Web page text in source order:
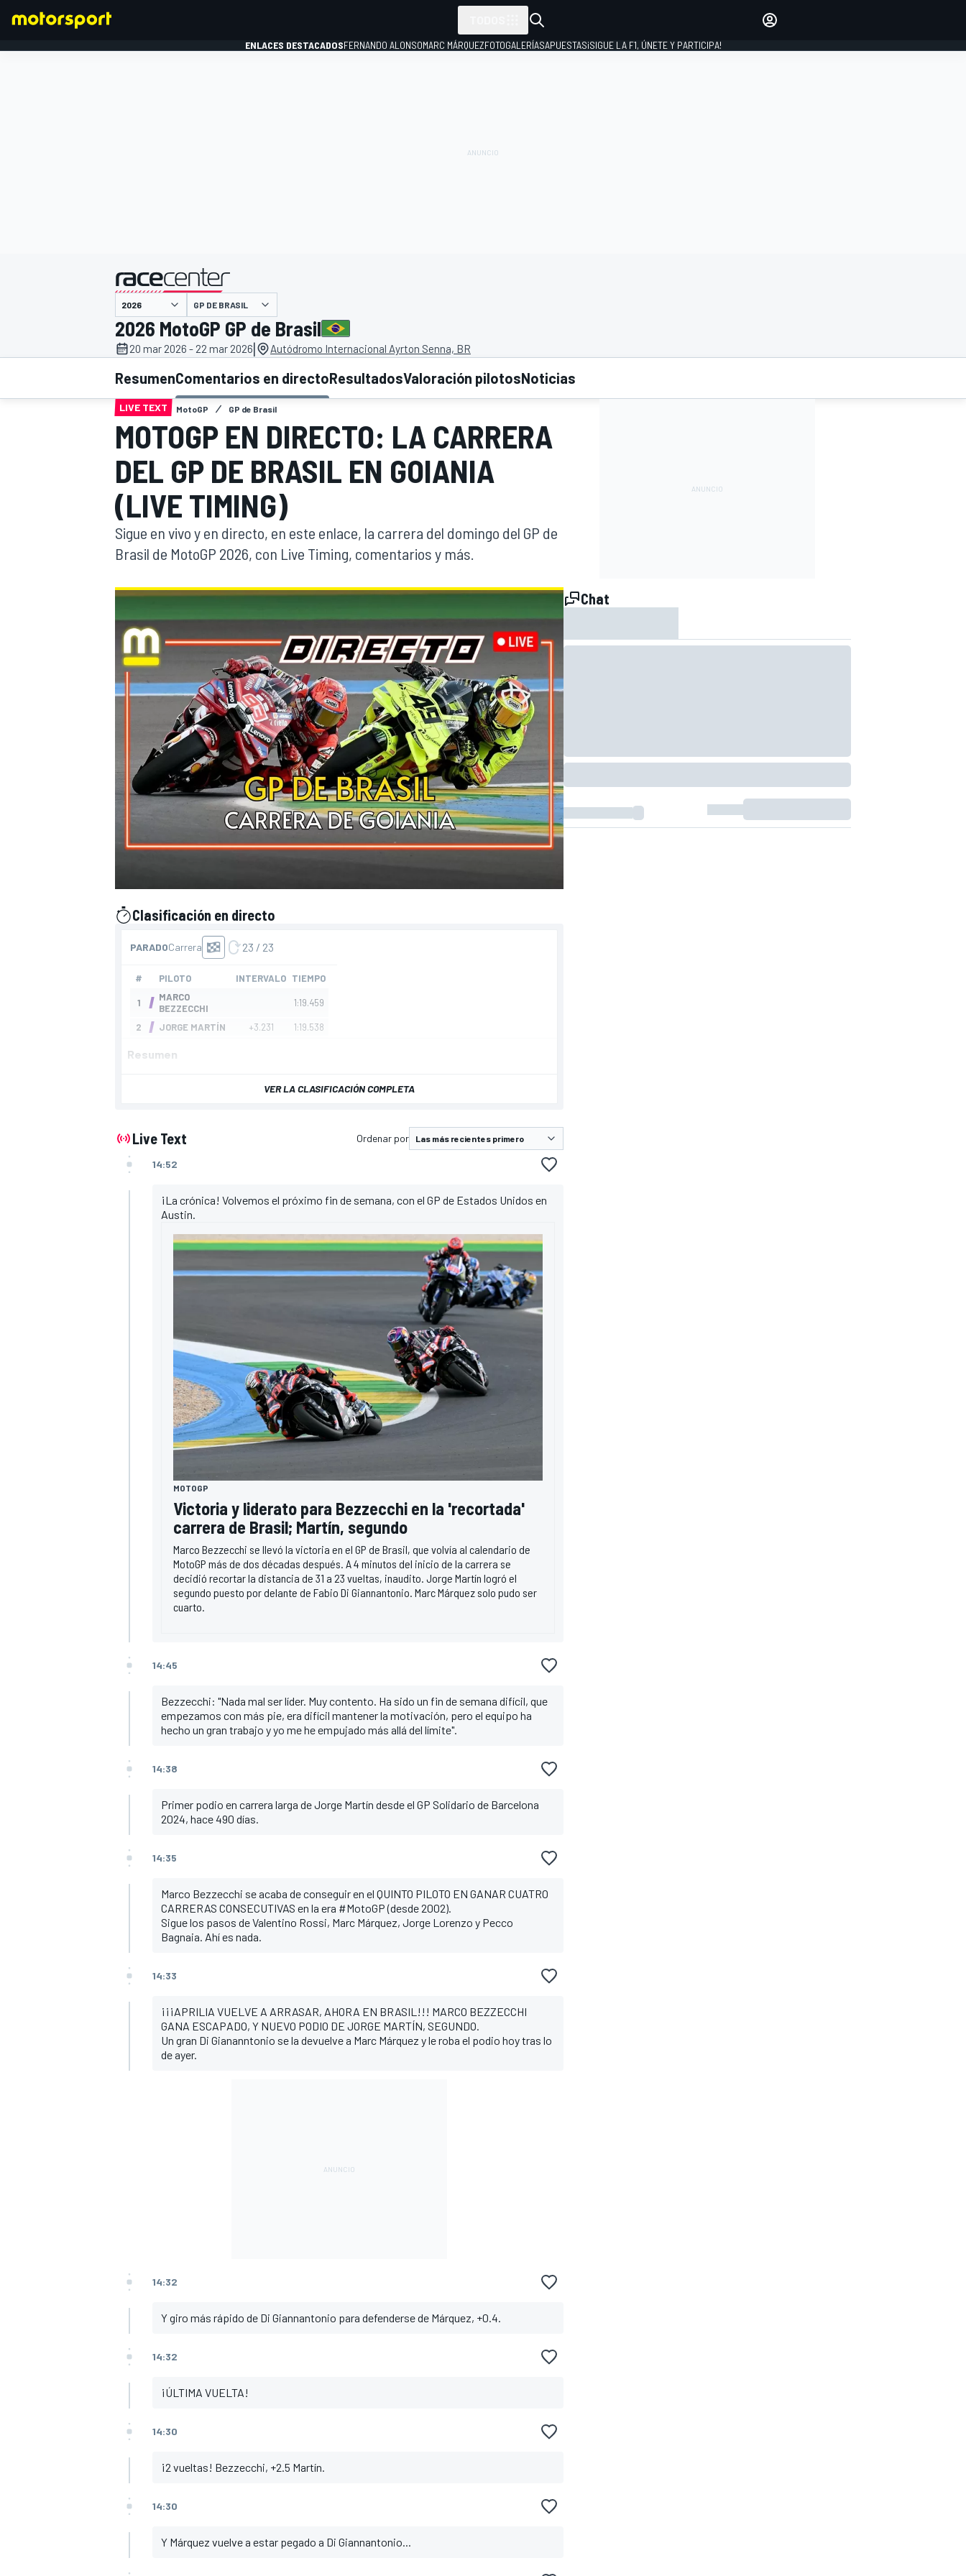
INDYCAR WRC
MÁS CATEGORÍAS
ENLACES DESTACADOSFERNANDO ALONSOMARC MÁRQUEZFOTOGALERÍASAPUESTAS¡SIGUE LA F1, ÚNETE Y PARTICIPA!
presentado por
GP DE BRASIL
2026 MotoGP GP de Brasil
20 mar 2026 - 22 mar 2026| Autódromo Internacional Ayrton Senna, BR
ResumenComentarios en directoResultadosValoración pilotosNoticias
LIVE TEXT MotoGP GP de Brasil
MOTOGP EN DIRECTO: LA CARRERA
DEL GP DE BRASIL EN GOIANIA
(LIVE TIMING)
Sigue en vivo y en directo, en este enlace, la carrera del domingo del GP de
Brasil de MotoGP 2026, con Live Timing, comentarios y más.
Clasificación en directo
presentado por
Resumen
VER LA CLASIFICACIÓN COMPLETA
Live Text Ordenar por
14:52
¡La crónica! Volvemos el próximo fin de semana, con el GP de Estados Unidos en
Austin.
MOTOGP
Victoria y liderato para Bezzecchi en la 'recortada'
carrera de Brasil; Martín, segundo
Marco Bezzecchi se llevó la victoria en el GP de Brasil, que volvía al calendario de
MotoGP más de dos décadas después. A 4 minutos del inicio de la carrera se
decidió recortar la distancia de 31 a 23 vueltas, inaudito. Jorge Martín logró el
segundo puesto por delante de Fabio Di Giannantonio. Marc Márquez solo pudo ser
cuarto.
14:45
Bezzecchi: "Nada mal ser líder. Muy contento. Ha sido un fin de semana difícil, que
empezamos con más pie, era difícil mantener la motivación, pero el equipo ha
hecho un gran trabajo y yo me he empujado más allá del límite".
14:38
Primer podio en carrera larga de Jorge Martín desde el GP Solidario de Barcelona
2024, hace 490 días.
14:35
Marco Bezzecchi se acaba de conseguir en el QUINTO PILOTO EN GANAR CUATRO
CARRERAS CONSECUTIVAS en la era #MotoGP (desde 2002).
Sigue los pasos de Valentino Rossi, Marc Márquez, Jorge Lorenzo y Pecco
Bagnaia. Ahí es nada.
14:33
¡¡¡APRILIA VUELVE A ARRASAR, AHORA EN BRASIL!!! MARCO BEZZECCHI
GANA ESCAPADO, Y NUEVO PODIO DE JORGE MARTÍN, SEGUNDO.
Un gran Di Giananntonio se la devuelve a Marc Márquez y le roba el podio hoy tras lo
de ayer.
14:32
Y giro más rápido de Di Giannantonio para defenderse de Márquez, +0.4.
14:32
¡ÚLTIMA VUELTA!
14:30
¡2 vueltas! Bezzecchi, +2.5 Martín.
14:30
Y Márquez vuelve a estar pegado a Di Giannantonio...
Chat